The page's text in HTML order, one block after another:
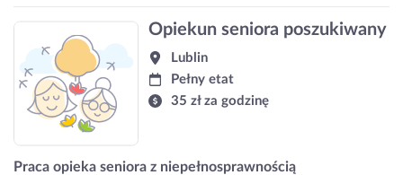
Opiekun seniora poszukiwany
Lublin
Pełny etat
35 zł za godzinę
Praca opieka seniora z niepełnosprawnością